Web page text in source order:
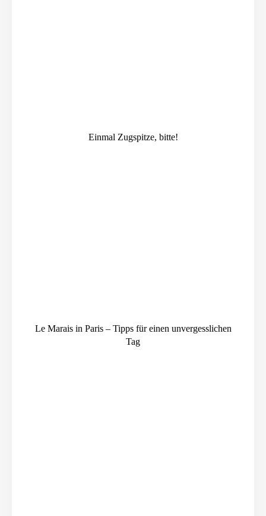
Einmal Zugspitze, bitte!
Le Marais in Paris – Tipps für einen unvergesslichen
Tag